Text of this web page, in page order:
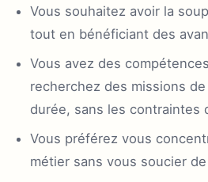
Vous souhaitez avoir la
tout en bénéficiant des
Vous avez des
recherchez des missions
durée, sans les contraintes
Vous préférez vous
métier sans vous soucier